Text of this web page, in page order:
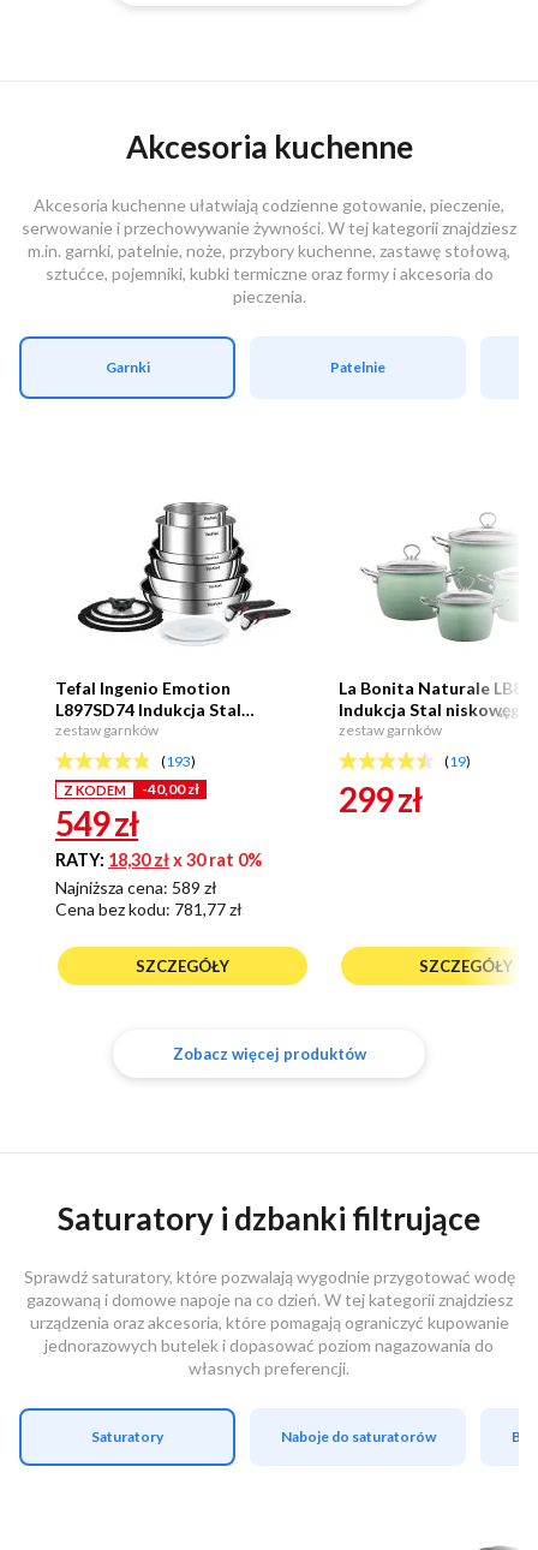
Akcesoria kuchenne
Akcesoria kuchenne ułatwiają codzienne gotowanie, pieczenie,
serwowanie i przechowywanie żywności. W tej kategorii znajdziesz
m.in. garnki, patelnie, noże, przybory kuchenne, zastawę stołową,
sztućce, pojemniki, kubki termiczne oraz formy i akcesoria do
pieczenia.
Garnki Patelnie
Tefal Ingenio Emotion
L897SD74 Indukcja Stal
nierdzewna 13 elementów
zestaw garnków
(193)
Z KODEM -40,00 zł
549zł
RATY: 18,30 złx 30 rat 0%
Najniższa cena: 589 zł
Cena bez kodu: 781,77 zł
SZCZEGÓŁY
La Bonita Naturale
Indukcja Stal
elementów
zestaw garnków
(19)
299zł
SZCZEGÓŁY
NEXT
Zobacz więcej produktów
Saturatory i dzbanki filtrujące
Sprawdź saturatory, które pozwalają wygodnie przygotować wodę
gazowaną i domowe napoje na co dzień. W tej kategorii znajdziesz
urządzenia oraz akcesoria, które pomagają ograniczyć kupowanie
jednorazowych butelek i dopasować poziom nagazowania do
własnych preferencji.
Saturatory Naboje do saturatorów